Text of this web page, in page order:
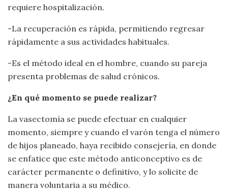
requiere hospitalización.
-La recuperación es rápida, permitiendo regresar
rápidamente a sus actividades habituales.
-Es el método ideal en el hombre, cuando su pareja
presenta problemas de salud crónicos.
¿En qué momento se puede realizar?
La vasectomía se puede efectuar en cualquier
momento, siempre y cuando el varón tenga el número
de hijos planeado, haya recibido consejería, en donde
se enfatice que este método anticonceptivo es de
carácter permanente o definitivo, y lo solicite de
manera voluntaria a su médico.